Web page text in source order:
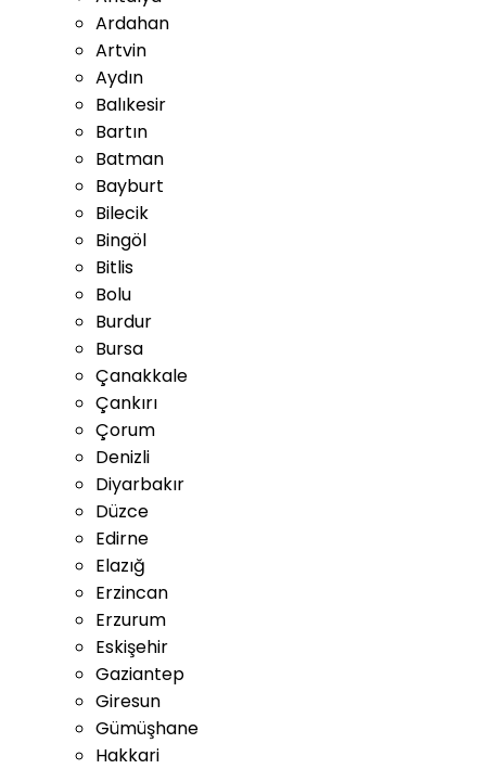
Ardahan
Artvin
Aydın
Balıkesir
Bartın
Batman
Bayburt
Bilecik
Bingöl
Bitlis
Bolu
Burdur
Bursa
Çanakkale
Çankırı
Çorum
Denizli
Diyarbakır
Düzce
Edirne
Elazığ
Erzincan
Erzurum
Eskişehir
Gaziantep
Giresun
Gümüşhane
Hakkari